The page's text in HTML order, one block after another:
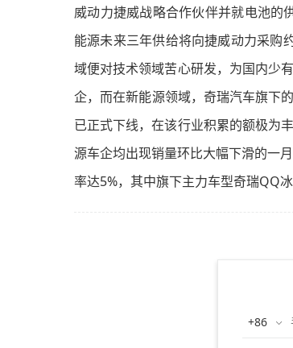
威动力捷威战略合作伙伴并就电池的
能源未来三年供给将向捷威动力采购
域便对技术领域苦心研发，为国内少
企，而在新能源领域，奇瑞汽车旗下
已正式下线，在该行业积累的额极为
源车企均出现销量环比大幅下滑的一
率达5%，其中旗下主力车型奇瑞QQ